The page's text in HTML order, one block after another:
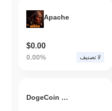
Apache
$0.00
0.00% لا تصنيف
DogeCoin Token HongKong